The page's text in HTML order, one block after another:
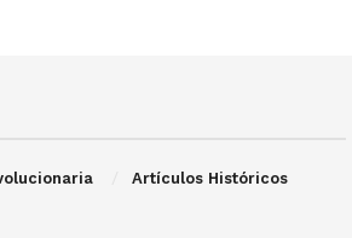
Artículos Históricos